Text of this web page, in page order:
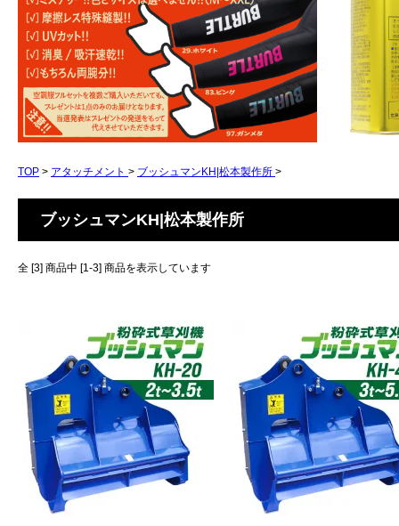
TOP > アタッチメント > ブッシュマンKH|松本製作所 >
ブッシュマンKH|松本製作所
全 [3] 商品中 [1-3] 商品を表示しています